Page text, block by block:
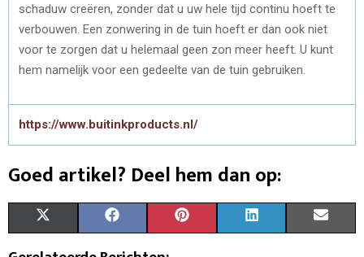
schaduw creëren, zonder dat u uw hele tijd continu hoeft te
verbouwen. Een zonwering in de tuin hoeft er dan ook niet
voor te zorgen dat u helemaal geen zon meer heeft. U kunt
hem namelijk voor een gedeelte van de tuin gebruiken.
https://www.buitinkproducts.nl/
Goed artikel? Deel hem dan op: